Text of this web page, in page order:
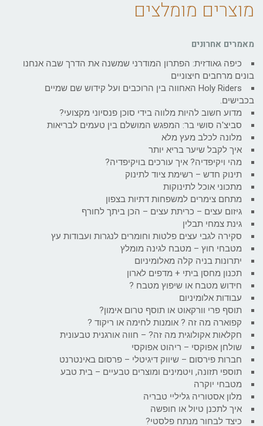
מוצרים מומלצים
מאמרים אחרונים
כיפה גאודזית: הפתרון המודרני שמשנה את הדרך שבה אנחנו
בונים מרחבים חיצוניים
Holy Riders האחווה בין הרוכבים ועל קידוש שם שמיים
בכבישים.
מדוע חשוב להיות מלווה בידי סוכן פנסיוני מקצועי?
סביצ'ה סושי בר: המפגש המושלם בין טעמים לבריאות
מלונה לכלב מעץ מלא
איך לקבל שיער בריא יותר
מהי ויקיפדיה? איך עורכים בויקיפדיה?
תינוק חדש – רשימת ציוד לתינוק
מתכוני אוכל לתינוקות
מתחם צימרים למשפחות דתיות בצפון
גיזום עצים – כריתת עצים – הכן ביתך לחורף
גינת צמחי תבלין
סקירה לגבי עצים פלטות וחומרים לנגרות ועבודות עץ
מטבחי חוץ – מטבח לגינה מומלץ
יתרונות בניה קלה מאלומיניום
תכנון מחסן ביתי + מדפים לארון
חידוש מטבח או שיפוץ מטבח ?
עבודות אלומיניום
תוסף פרי וורקאוט או תוסף טרום אימון?
קפוארה מה זה ? אומנות לחימה או ריקוד ?
חקלאות אקולוגית מה זה? – חווה אורגנית טבעונית
שולחן אפוקסי – ריהוט אפוקסי
חברות פירסום – שיווק דיגיטלי – פרסום באינטרנט
תוספי תזונה, ויטמינים ומוצרים טבעיים – בית טבע
מטבחי יוקרה
מלון אסטוריה גליליי טבריה
איך לתכנן טיול או חופשה
כיצד לבחור מנתח פלסטי?